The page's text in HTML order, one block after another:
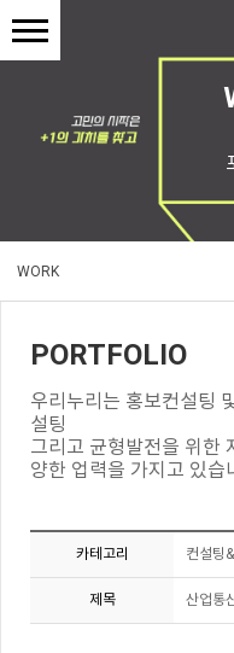
WORK
PORTFOLIO
우리누리는 홍보컨설팅
설팅
그리고 균형발전을 위한
양한 업력을 가지고 있습
카테고리 컨설팅
제목 산업통